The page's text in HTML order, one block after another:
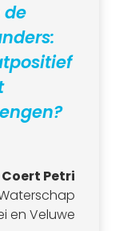
de
Coert Petri
en Veluwe